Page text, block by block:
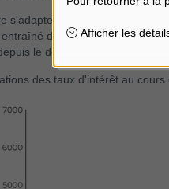
s'adapter à la nouvelle
des corrections sur le
le dernier sommet) est
des taux d'intérêt au